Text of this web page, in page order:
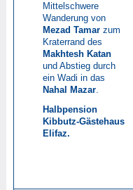
Mittelschwere
Wanderung von
Mezad Tamar zum
Kraterrand des
Makhtesh Katan
und Abstieg durch
ein Wadi in das
Nahal Mazar.
Halbpension
Kibbutz-Gästehaus
Elifaz.